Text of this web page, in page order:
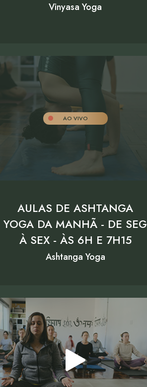
Vinyasa Yoga
AO VIVO
AULAS DE ASHTANGA
YOGA DA MANHÃ - DE SEG
À SEX - ÀS 6H E 7H15
Ashtanga Yoga